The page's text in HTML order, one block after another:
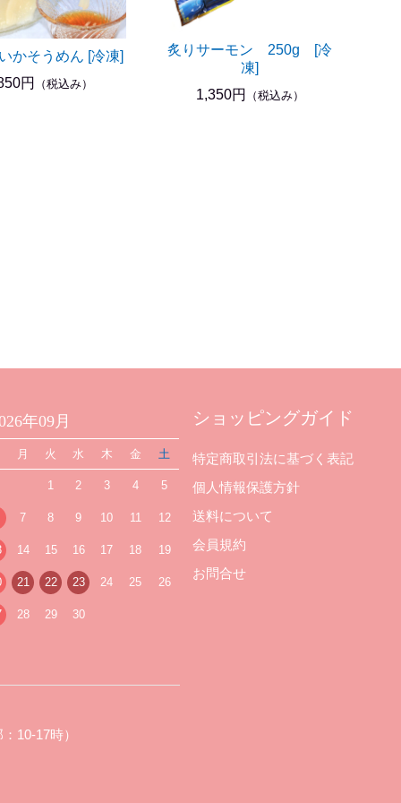
かそうめん [冷凍]
円
（税込み）
炙りサーモン 250g [冷
凍]
1,350円
（税込み）
年09月
月 火 水 木 金 土
1 2 3 4 5
7 8 9 10 11 12
14 15 16 17 18 19
21 22 23 24 25 26
28 29 30
10-17時）
ショッピングガイド
特定商取引法に基づく表記
個人情報保護方針
送料について
会員規約
お問合せ